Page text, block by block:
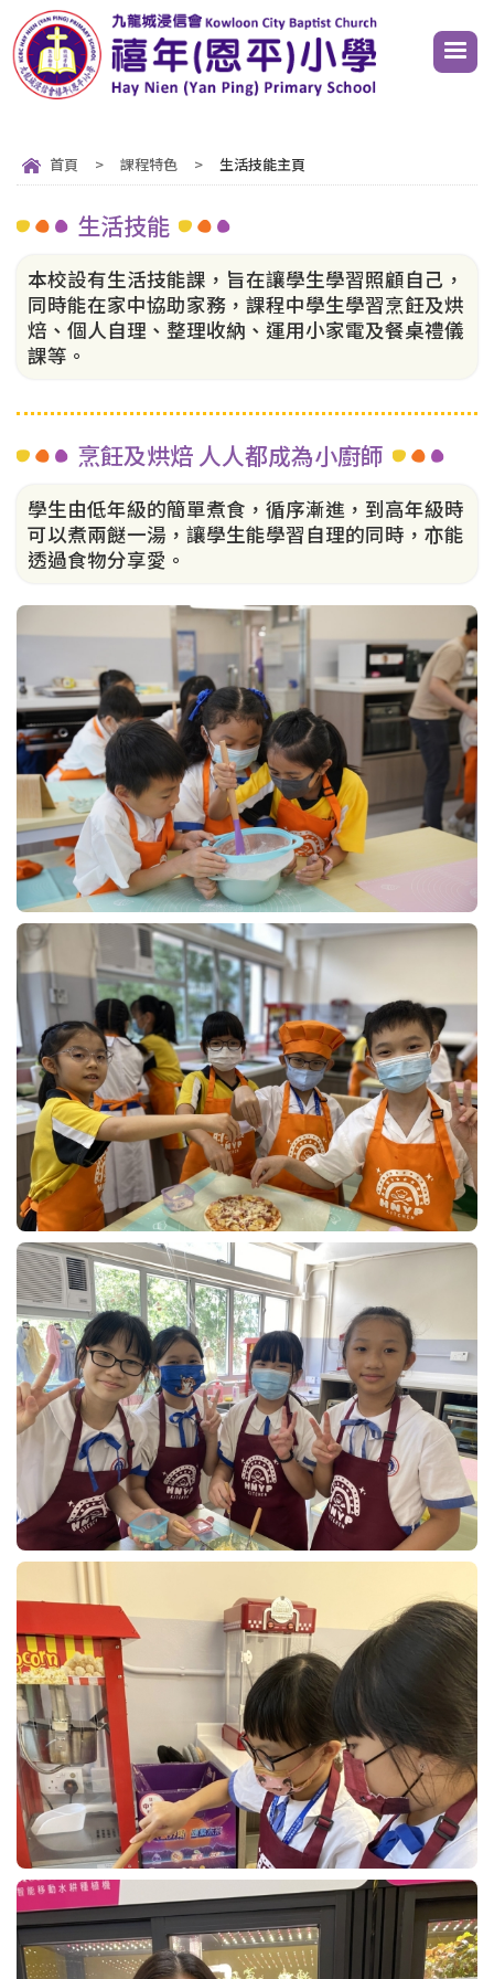
首頁 > 課程特色 > 生活技能主頁
生活技能
本校設有生活技能課，旨在讓學生學習照顧自己，
同時能在家中協助家務，課程中學生學習烹飪及烘
焙、個人自理、整理收納、運用小家電及餐桌禮儀
課等。
烹飪及烘焙 人人都成為小廚師
學生由低年級的簡單煮食，循序漸進，到高年級時
可以煮兩餸一湯，讓學生能學習自理的同時，亦能
透過食物分享愛。